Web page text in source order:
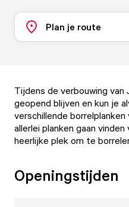
Plan je route
Tijdens de verbouwing van
geopend blijven en kun je
verschillende
allerlei planken gaan
heerlijke plek om te
Openingstijden